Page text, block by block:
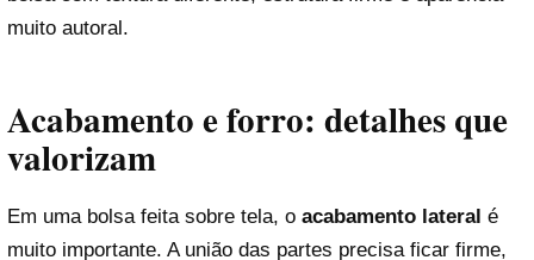
muito autoral.
Acabamento e forro: detalhes que
valorizam
Em uma bolsa feita sobre tela, o acabamento lateral é
muito importante. A união das partes precisa ficar firme,